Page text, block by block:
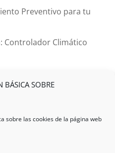
BÁSICA SOBRE
sobre las cookies de la página web
Preventivo para tu
Controlador Climático